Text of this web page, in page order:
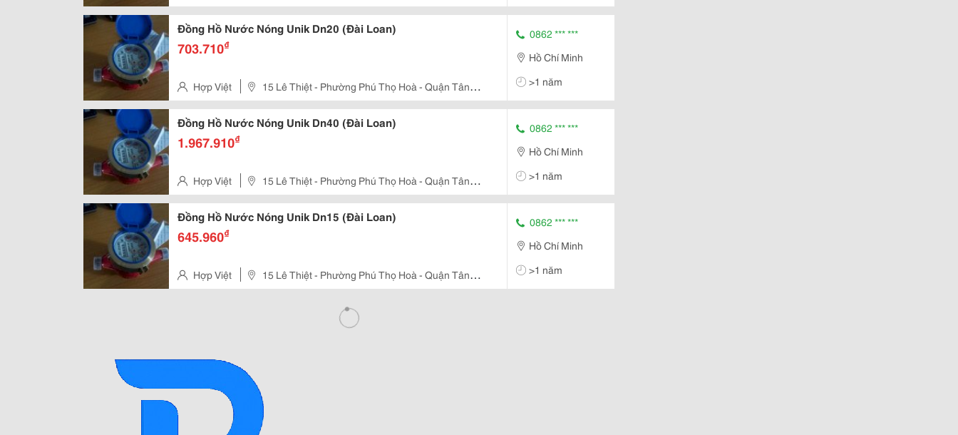
Phú - Tp Hồ Chí Minh
Đồng Hồ Nước Nóng Unik Dn20 (Đài Loan)
703.710₫
Hợp Việt
15 Lê Thiệt - Phường Phú Thọ Hoà - Quận Tân
Phú - Tp Hồ Chí Minh
0862 *** ***
Hồ Chí Minh
>1 năm
Đồng Hồ Nước Nóng Unik Dn40 (Đài Loan)
1.967.910₫
Hợp Việt
15 Lê Thiệt - Phường Phú Thọ Hoà - Quận Tân
Phú - Tp Hồ Chí Minh
0862 *** ***
Hồ Chí Minh
>1 năm
Đồng Hồ Nước Nóng Unik Dn15 (Đài Loan)
645.960₫
Hợp Việt
15 Lê Thiệt - Phường Phú Thọ Hoà - Quận Tân
Phú - Tp Hồ Chí Minh
0862 *** ***
Hồ Chí Minh
>1 năm